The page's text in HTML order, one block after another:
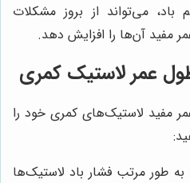
می‌تواند از بروز مشکلات
مفید آن‌ها را افزایش دهد.
عمر لاستیک کمری
مفید لاستیک‌های کمری خود را
به طور مرتب فشار باد لاستیک‌ها